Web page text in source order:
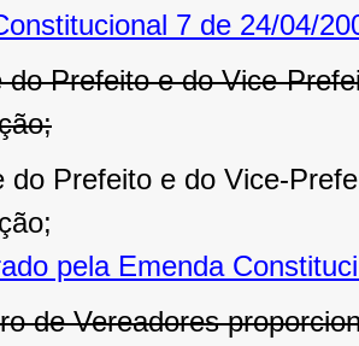
7 de 24/04/
do Prefeito e do Vice-
do Prefeito e do Vice-
pela Emenda
de Vereadores